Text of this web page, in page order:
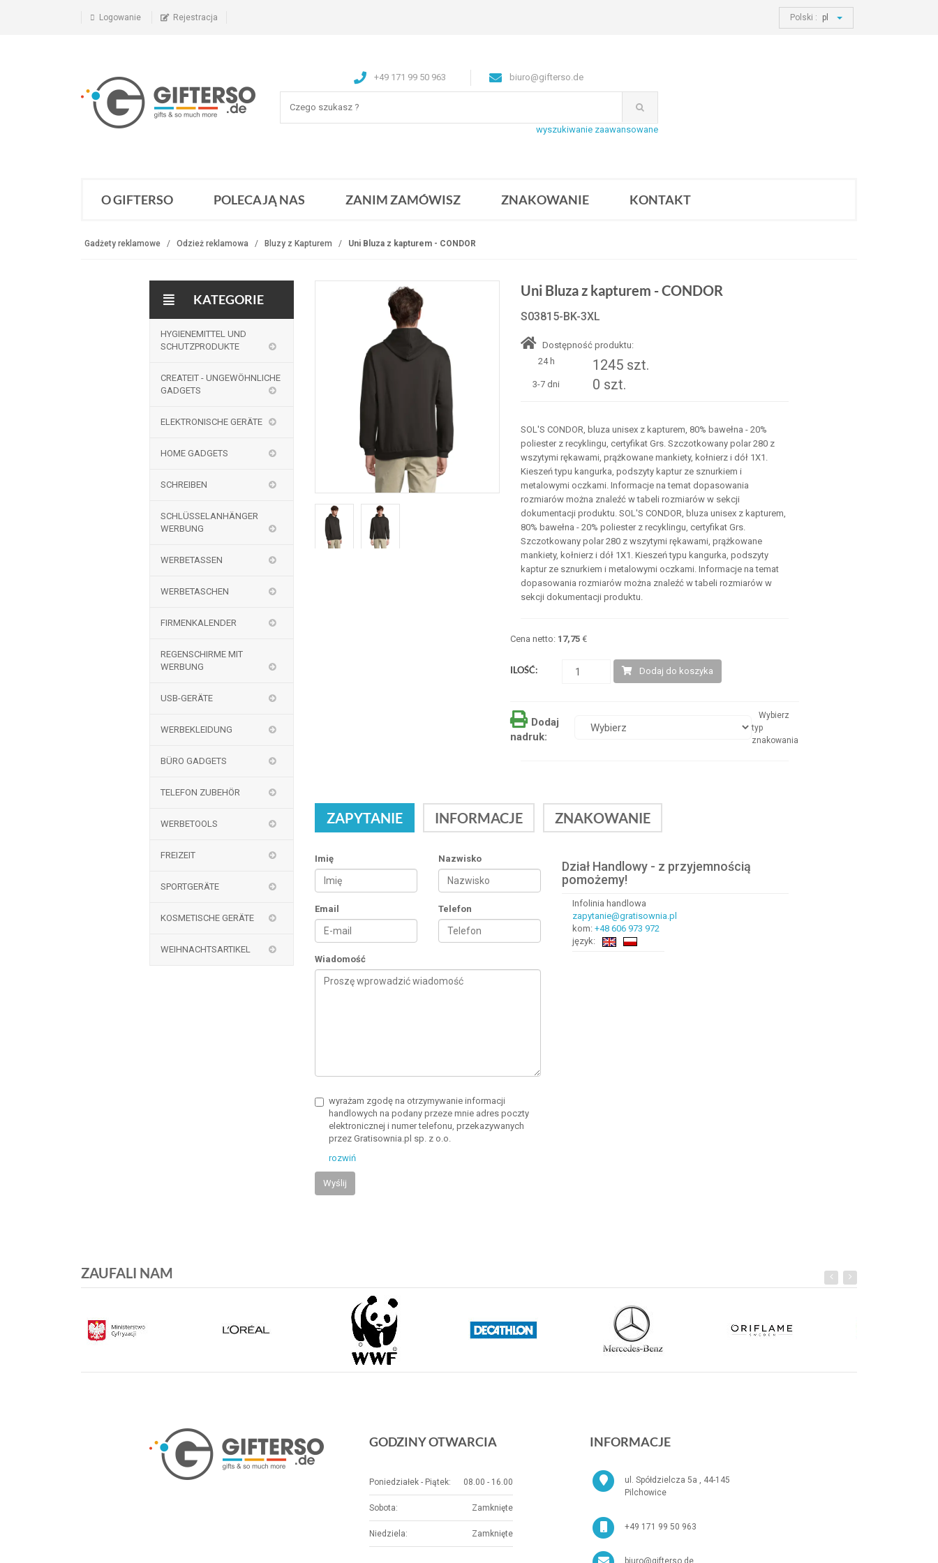
Logowanie Rejestracja Polski : pl
+49 171 99 50 963 biuro@gifterso.de
wyszukiwanie zaawansowane
O GIFTERSO POLECAJĄ NAS ZANIM ZAMÓWISZ ZNAKOWANIE KONTAKT
Gadżety reklamowe Odzież reklamowa Bluzy z Kapturem Uni Bluza z kapturem - CONDOR
KATEGORIE
HYGIENEMITTEL UND
SCHUTZPRODUKTE
CREATEIT - UNGEWÖHNLICHE
GADGETS
ELEKTRONISCHE GERÄTE
HOME GADGETS
SCHREIBEN
SCHLÜSSELANHÄNGER
WERBUNG
WERBETASSEN
WERBETASCHEN
FIRMENKALENDER
REGENSCHIRME MIT
WERBUNG
USB-GERÄTE
WERBEKLEIDUNG
BÜRO GADGETS
TELEFON ZUBEHÖR
WERBETOOLS
FREIZEIT
SPORTGERÄTE
KOSMETISCHE GERÄTE
WEIHNACHTSARTIKEL
Uni Bluza z kapturem - CONDOR
S03815-BK-3XL
Dostępność produktu:
24 h
1245 szt.
3-7 dni 0 szt.
SOL'S CONDOR, bluza unisex z kapturem, 80% bawełna - 20%
poliester z recyklingu, certyfikat Grs. Szczotkowany polar 280 z
wszytymi rękawami, prążkowane mankiety, kołnierz i dół 1X1.
Kieszeń typu kangurka, podszyty kaptur ze sznurkiem i
metalowymi oczkami. Informacje na temat dopasowania
rozmiarów można znaleźć w tabeli rozmiarów w sekcji
dokumentacji produktu. SOL'S CONDOR, bluza unisex z kapturem,
80% bawełna - 20% poliester z recyklingu, certyfikat Grs.
Szczotkowany polar 280 z wszytymi rękawami, prążkowane
mankiety, kołnierz i dół 1X1. Kieszeń typu kangurka, podszyty
kaptur ze sznurkiem i metalowymi oczkami. Informacje na temat
dopasowania rozmiarów można znaleźć w tabeli rozmiarów w
sekcji dokumentacji produktu.
Cena netto: 17,75 €
ILOŚĆ: Dodaj do koszyka
Dodaj
nadruk:
Wybierz
typ
znakowania
ZAPYTANIE INFORMACJE ZNAKOWANIE
Imię Nazwisko
Email Telefon
Wiadomość
wyrażam zgodę na otrzymywanie informacji
handlowych na podany przeze mnie adres poczty
elektronicznej i numer telefonu, przekazywanych
przez Gratisownia.pl sp. z o.o.
rozwiń
Wyślij
Dział Handlowy - z przyjemnością
pomożemy!
Infolinia handlowa
zapytanie@gratisownia.pl
kom:+48 606 973 972
język:
ZAUFALI NAM
GODZINY OTWARCIA
Poniedziałek - Piątek: 08.00 - 16.00
Sobota: Zamknięte
Niedziela: Zamknięte
INFORMACJE
ul. Spółdzielcza 5a , 44-145
Pilchowice
+49 171 99 50 963
biuro@gifterso.de